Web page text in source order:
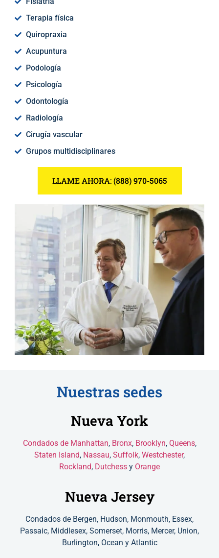
Terapia física
Quiropraxia
Acupuntura
Podología
Psicología
Odontología
Radiología
Cirugía vascular
Grupos multidisciplinares
LLAME AHORA: (888) 970-5065
Nuestras sedes
Nueva York
Condados de Manhattan, Bronx, Brooklyn, Queens,
Staten Island, Nassau, Suffolk, Westchester,
Rockland, Dutchess y Orange
Nueva Jersey
Condados de Bergen, Hudson, Monmouth, Essex,
Passaic, Middlesex, Somerset, Morris, Mercer, Union,
Burlington, Ocean y Atlantic